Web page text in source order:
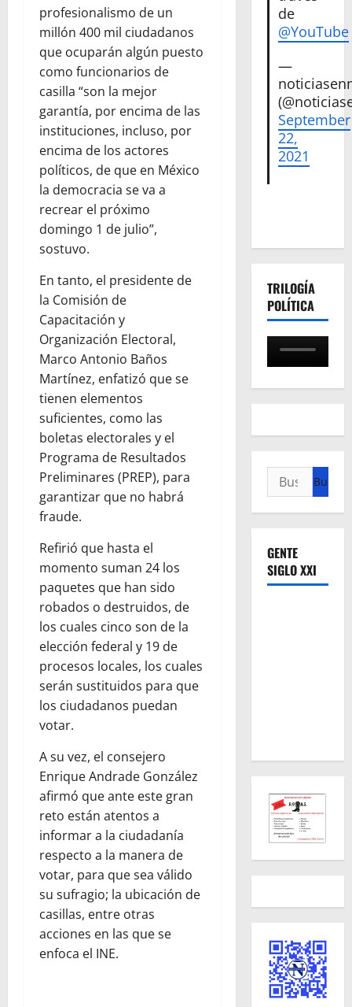
profesionalismo de un
millón 400 mil ciudadanos
que ocuparán algún puesto
como funcionarios de
casilla “son la mejor
garantía, por encima de las
instituciones, incluso, por
encima de los actores
políticos, de que en México
la democracia se va a
recrear el próximo
domingo 1 de julio”,
sostuvo.
En tanto, el presidente de
la Comisión de
Capacitación y
Organización Electoral,
Marco Antonio Baños
Martínez, enfatizó que se
tienen elementos
suficientes, como las
boletas electorales y el
Programa de Resultados
Preliminares (PREP), para
garantizar que no habrá
fraude.
Refirió que hasta el
momento suman 24 los
paquetes que han sido
robados o destruidos, de
los cuales cinco son de la
elección federal y 19 de
procesos locales, los cuales
serán sustituidos para que
los ciudadanos puedan
votar.
A su vez, el consejero
Enrique Andrade González
afirmó que ante este gran
reto están atentos a
informar a la ciudadanía
respecto a la manera de
votar, para que sea válido
su sufragio; la ubicación de
casillas, entre otras
acciones en las que se
enfoca el INE.
de
@YouTube
—
September
22,
2021
TRILOGÍA
POLÍTICA
Buscar:
GENTE
SIGLO XXI